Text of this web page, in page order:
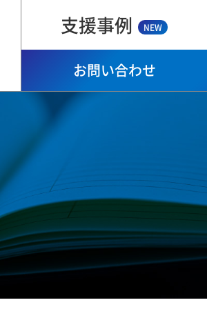
支援事例 NEW
お問い合わせ